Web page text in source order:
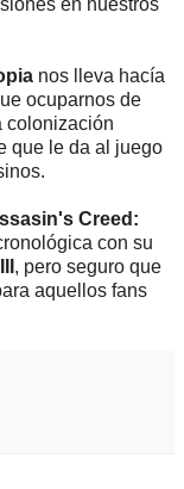
nos lleva hacía
ocuparnos de
colonización
que le da al juego
Creed:
con su
, pero seguro que
aquellos fans